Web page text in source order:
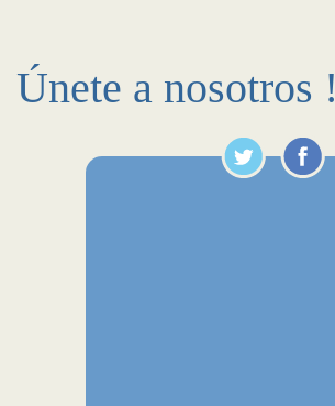
Únete a nosotros !